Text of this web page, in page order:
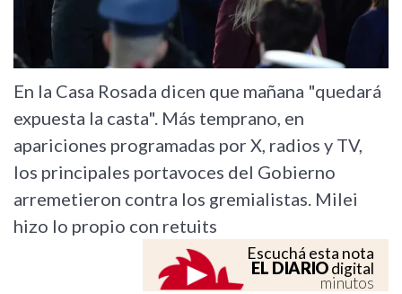
En la Casa Rosada dicen que mañana "quedará
expuesta la casta". Más temprano, en
apariciones programadas por X, radios y TV,
los principales portavoces del Gobierno
arremetieron contra los gremialistas. Milei
hizo lo propio con retuits
Escuchá esta nota
EL DIARIOdigital
minutos